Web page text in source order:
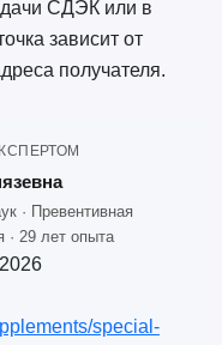
СДЭК или в
зависит от
получателя.
· Превентивная
· 29 лет опыта
special-